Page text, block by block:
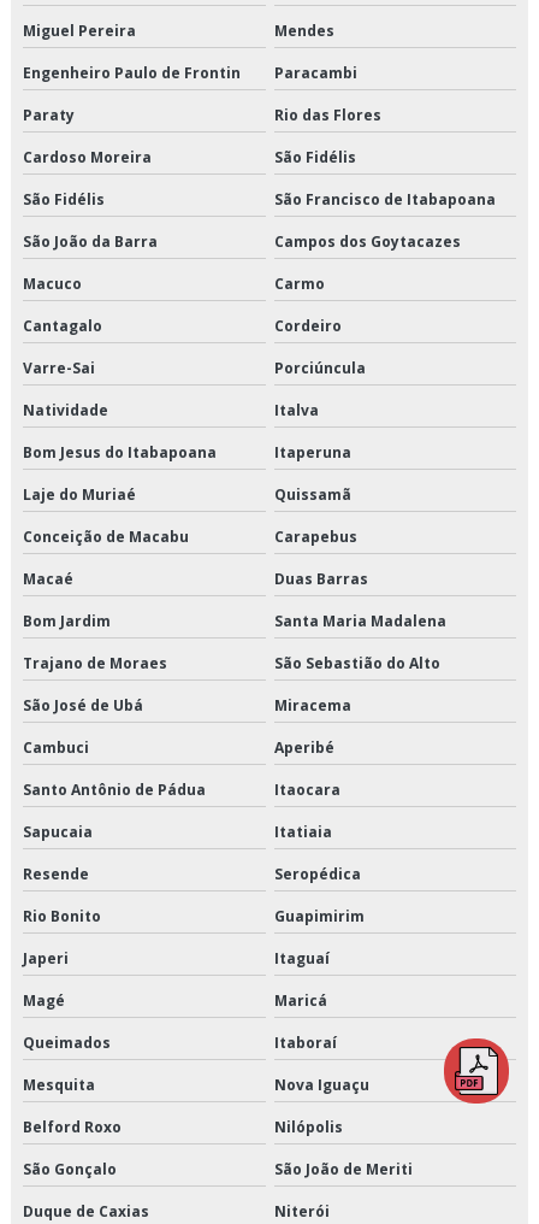
Distribuição de alimentos congelados são paulo
Distribuição de alimentos congelados valor
Distribuição de alimentos refrigerados em sp
Distribuição de alimentos refrigerados preço
Distribuição de alimentos refrigerados valor
Distribuição de cargas logística
Distribuição de congelados e climatizados
Distribuição de refrigerados e climatizados
Distribuição de refrigerados e congelados
Distribuição fracionada
Distribuidora de cargas
Empresa de armazenagem
Empresa de armazenagem de produtos perecíveis
Empresa de armazenagem e distribuição
Empresa de armazenagem e logística
Empresa de armazenagem para alimentos congelados
Empresa de armazenagem para alimentos refrigerados
Empresa de armazenamento refrigerado
Empresa de crossdocking
Empresa de distribuição de alimentos climatizados
Empresa de distribuição de alimentos congelados
Miguel Pereira Mendes
Engenheiro Paulo de Frontin Paracambi
Paraty Rio das Flores
Cardoso Moreira São Fidélis
São Fidélis São Francisco de Itabapoana
São João da Barra Campos dos Goytacazes
Macuco Carmo
Cantagalo Cordeiro
Varre-Sai Porciúncula
Natividade Italva
Bom Jesus do Itabapoana Itaperuna
Laje do Muriaé Quissamã
Conceição de Macabu Carapebus
Macaé Duas Barras
Bom Jardim Santa Maria Madalena
Trajano de Moraes São Sebastião do Alto
São José de Ubá Miracema
Cambuci Aperibé
Santo Antônio de Pádua Itaocara
Sapucaia Itatiaia
Resende Seropédica
Rio Bonito Guapimirim
Japeri Itaguaí
Magé Maricá
Queimados Itaboraí
Mesquita Nova Iguaçu
Belford Roxo Nilópolis
São Gonçalo São João de Meriti
Duque de Caxias
Niterói